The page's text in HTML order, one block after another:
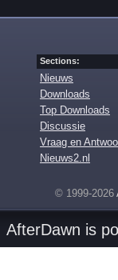
Sections:
Nieuws
Downloads
Top Downloads
Discussie
Vraag en
Nieuws2.nl
© 1999-2026
AfterDawn is